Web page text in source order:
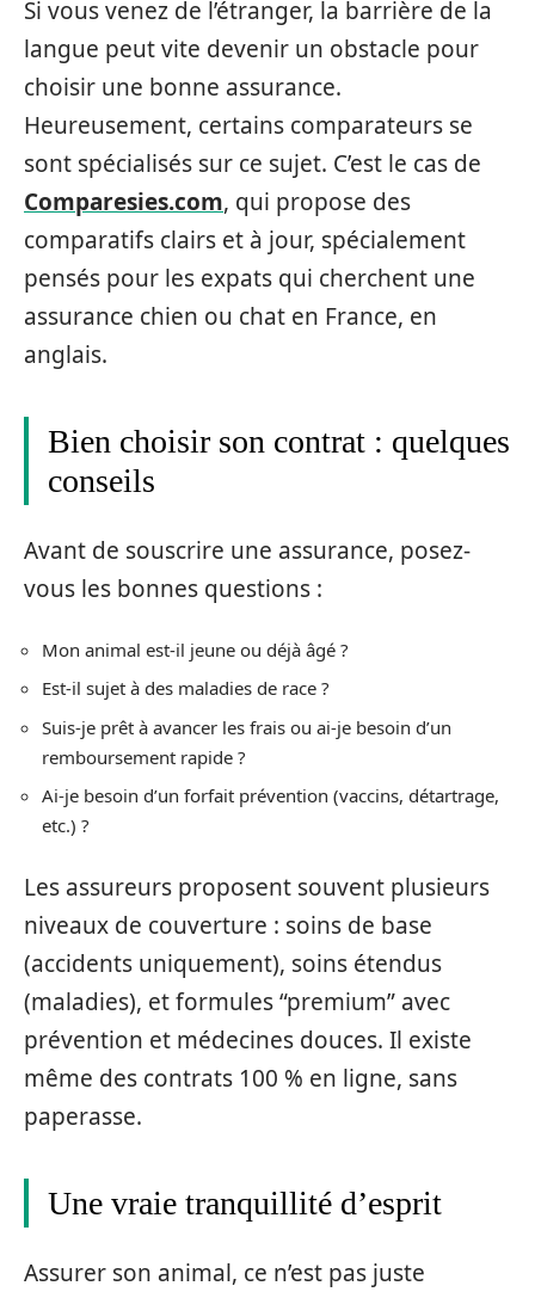
Si vous venez de l’étranger, la barrière de la
langue peut vite devenir un obstacle pour
choisir une bonne assurance.
Heureusement, certains comparateurs se
sont spécialisés sur ce sujet. C’est le cas de
Comparesies.com, qui propose des
comparatifs clairs et à jour, spécialement
pensés pour les expats qui cherchent une
assurance chien ou chat en France, en
anglais.
Bien choisir son contrat : quelques
conseils
Avant de souscrire une assurance, posez-
vous les bonnes questions :
Mon animal est-il jeune ou déjà âgé ?
Est-il sujet à des maladies de race ?
Suis-je prêt à avancer les frais ou ai-je besoin d’un
remboursement rapide ?
Ai-je besoin d’un forfait prévention (vaccins, détartrage,
etc.) ?
Les assureurs proposent souvent plusieurs
niveaux de couverture : soins de base
(accidents uniquement), soins étendus
(maladies), et formules “premium” avec
prévention et médecines douces. Il existe
même des contrats 100 % en ligne, sans
paperasse.
Une vraie tranquillité d’esprit
Assurer son animal, ce n’est pas juste